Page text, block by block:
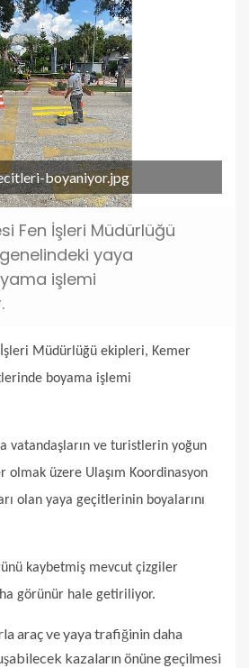
boyaniyor.jpg
Fen İşleri Müdürlüğü
yaya
işlemi
Müdürlüğü ekipleri, Kemer
boyama işlemi
vatandaşların ve turistlerin yoğun
olmak üzere Ulaşım Koordinasyon
olan yaya geçitlerinin boyalarını
kaybetmiş mevcut çizgiler
görünür hale getiriliyor.
araç ve yaya trafiğinin daha
kazaların önüne geçilmesi